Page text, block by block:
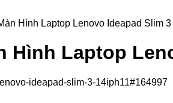
Hình Laptop Lenovo Ideapad Slim
Hình Laptop